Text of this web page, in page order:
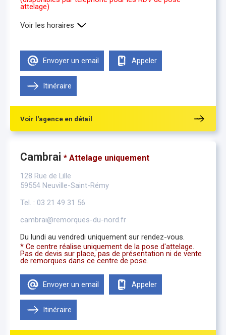
attelage)
Voir les horaires
Mardi
8h30-12h00 , 14h00-18h00
Mercredi 8h30-12h00 , 14h00-18h00
Jeudi 8h30-12h00 , 14h00-18h00
Vendredi
8h30-12h00 , 14h00-18h00
Samedi Fermé
Envoyer un email Appeler
Itinéraire
Voir l'agence en détail
Cambrai * Attelage uniquement
128 Rue de Lille
59554 Neuville-Saint-Rémy
Tel. : 03 21 49 31 56
cambrai@remorques-du-nord.fr
Du lundi au vendredi uniquement sur rendez-vous.
* Ce centre réalise uniquement de la pose d'attelage.
Pas de devis sur place, pas de présentation ni de vente
de remorques dans ce centre de pose.
Envoyer un email Appeler
Itinéraire